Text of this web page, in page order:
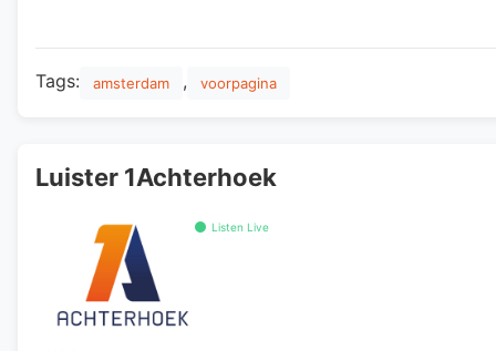
Tags: amsterdam , voorpagina
Luister 1Achterhoek
Listen Live